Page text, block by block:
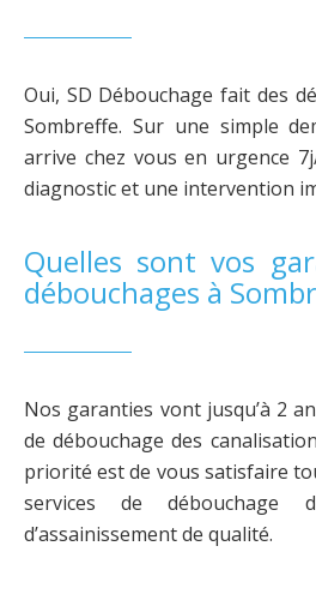
Oui, SD Débouchage fait des
Sombreffe. Sur une simple
arrive chez vous en urgence
diagnostic et une intervention
Quelles sont vos
débouchages à
Nos garanties vont jusqu’à 2
de débouchage des
priorité est de vous satisfaire
services de débouchage
d’assainissement de qualité.